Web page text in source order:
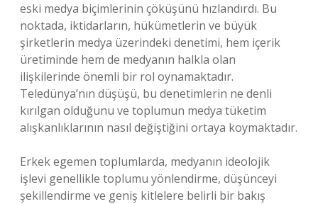
eski medya biçimlerinin çöküşünü hızlandırdı. Bu
noktada, iktidarların, hükümetlerin ve büyük
şirketlerin medya üzerindeki denetimi, hem içerik
üretiminde hem de medyanın halkla olan
ilişkilerinde önemli bir rol oynamaktadır.
Teledünya’nın düşüşü, bu denetimlerin ne denli
kırılgan olduğunu ve toplumun medya tüketim
alışkanlıklarının nasıl değiştiğini ortaya koymaktadır.
Erkek egemen toplumlarda, medyanın ideolojik
işlevi genellikle toplumu yönlendirme, düşünceyi
şekillendirme ve geniş kitlelere belirli bir bakış